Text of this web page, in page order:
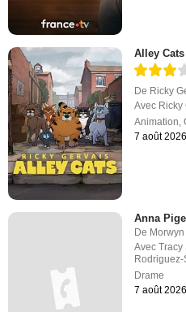
Alley Cats
De Ricky
Avec Ricky
Animation ,
7 août
Anna
De
AvecTracy
Drame
7 août